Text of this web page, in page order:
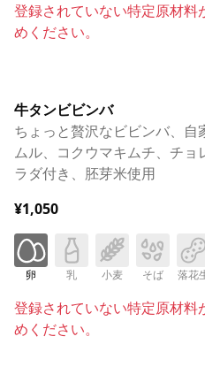
登録されていない特定原材
めください。
牛タンビビンバ
ちょっと贅沢なビビンバ、自
ムル、コクウマキムチ、チョ
ラダ付き、胚芽米使用
¥1,050
卵 乳 小麦 そば 落花
登録されていない特定原材
めください。